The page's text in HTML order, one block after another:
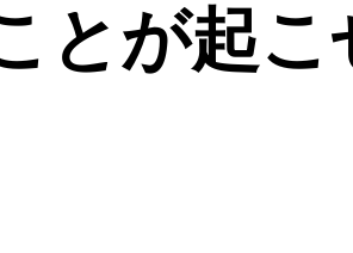
とが起